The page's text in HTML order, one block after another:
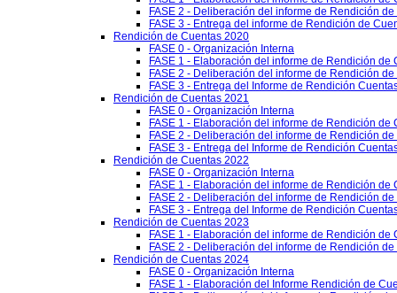
FASE 2 - Deliberación del informe de Rendición
FASE 3 - Entrega del informe de Rendición de
Rendición de Cuentas 2020
FASE 0 - Organización Interna
FASE 1 - Elaboración del informe de Rendición de
FASE 2 - Deliberación del informe de Rendición
FASE 3 - Entrega del Informe de Rendición
Rendición de Cuentas 2021
FASE 0 - Organización Interna
FASE 1 - Elaboración del informe de Rendición de
FASE 2 - Deliberación del informe de Rendición
FASE 3 - Entrega del Informe de Rendición
Rendición de Cuentas 2022
FASE 0 - Organización Interna
FASE 1 - Elaboración del informe de Rendición de
FASE 2 - Deliberación del informe de Rendición
FASE 3 - Entrega del Informe de Rendición
Rendición de Cuentas 2023
FASE 1 - Elaboración del informe de Rendición de
FASE 2 - Deliberación del informe de Rendición
Rendición de Cuentas 2024
FASE 0 - Organización Interna
FASE 1 - Elaboración del Informe Rendición de